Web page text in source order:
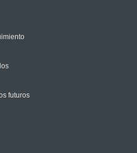
futuros